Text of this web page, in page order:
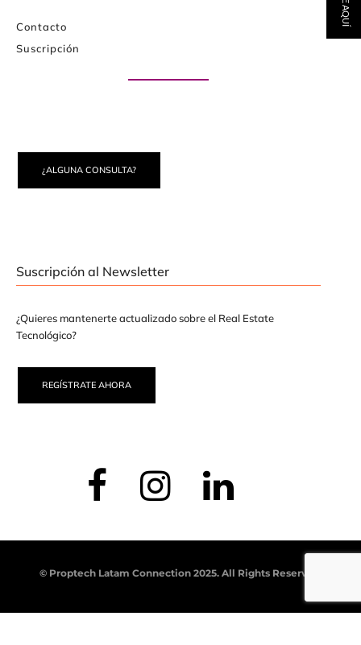
Contacto
Suscripción
¿ALGUNA CONSULTA?
Suscripción al Newsletter
¿Quieres mantenerte actualizado sobre el Real Estate
Tecnológico?
REGÍSTRATE AHORA
© Proptech Latam Connection 2025. All Rights Reserved.